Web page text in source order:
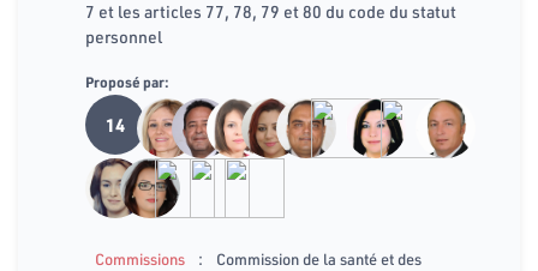
7 et les articles 77, 78, 79 et 80 du code du statut
personnel
Proposé par:
14
Commissions :
Commission de la santé et des